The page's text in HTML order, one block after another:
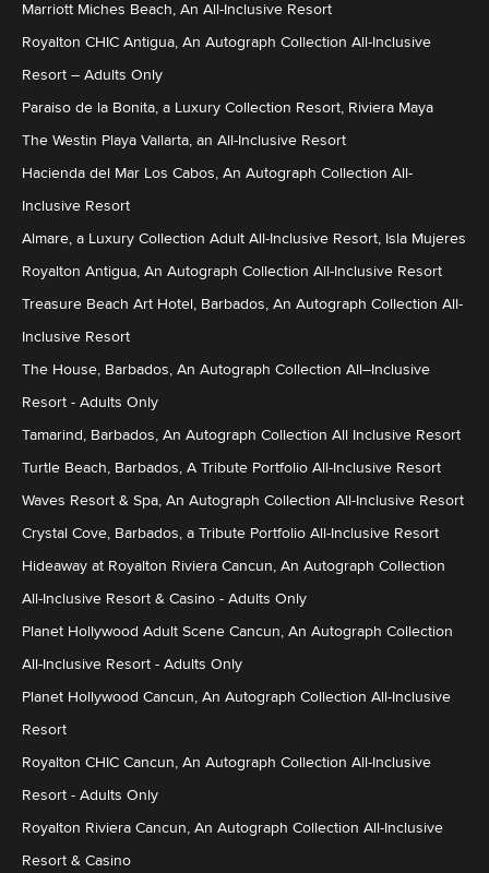
Marriott Miches Beach, An All-Inclusive Resort
Royalton CHIC Antigua, An Autograph Collection All-Inclusive
Resort – Adults Only
Paraiso de la Bonita, a Luxury Collection Resort, Riviera Maya
The Westin Playa Vallarta, an All-Inclusive Resort
Hacienda del Mar Los Cabos, An Autograph Collection All-
Inclusive Resort
Almare, a Luxury Collection Adult All-Inclusive Resort, Isla Mujeres
Royalton Antigua, An Autograph Collection All-Inclusive Resort
Treasure Beach Art Hotel, Barbados, An Autograph Collection All-
Inclusive Resort
The House, Barbados, An Autograph Collection All–Inclusive
Resort - Adults Only
Tamarind, Barbados, An Autograph Collection All Inclusive Resort
Turtle Beach, Barbados, A Tribute Portfolio All-Inclusive Resort
Waves Resort & Spa, An Autograph Collection All-Inclusive Resort
Crystal Cove, Barbados, a Tribute Portfolio All-Inclusive Resort
Hideaway at Royalton Riviera Cancun, An Autograph Collection
All-Inclusive Resort & Casino - Adults Only
Planet Hollywood Adult Scene Cancun, An Autograph Collection
All-Inclusive Resort - Adults Only
Planet Hollywood Cancun, An Autograph Collection All-Inclusive
Resort
Royalton CHIC Cancun, An Autograph Collection All-Inclusive
Resort - Adults Only
Royalton Riviera Cancun, An Autograph Collection All-Inclusive
Resort & Casino